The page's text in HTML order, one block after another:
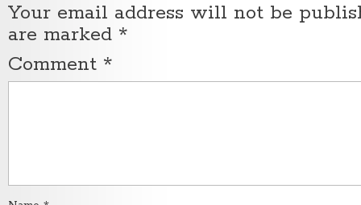
Your email address will not be
are marked *
Comment *